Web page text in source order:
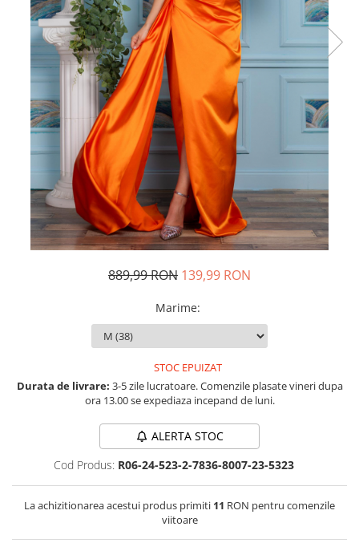
Rochii din dantela
Rochii din tafta
Rochii cu paiete
Rochii din tul
Rochii din catifea
Rochii din Barbie/Bistrech
Rochii din saten
Rochii voal
Rochii cu imprimeu
889,99 RON 139,99 RON
Marime:
STOC EPUIZAT
Durata de livrare: 3-5 zile lucratoare. Comenzile plasate vineri dupa
ora 13.00 se expediaza incepand de luni.
ALERTA STOC
Cod Produs: R06-24-523-2-7836-8007-23-5323
La achizitionarea acestui produs primiti 11 RON pentru comenzile
viitoare